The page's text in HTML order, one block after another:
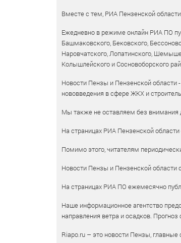
Вместе с тем, РИА Пензенской
Ежедневно в режиме онлайн РИА ПО
Башмаковского, Бековского,
Наровчатского, Лопатинского,
Колышлейского и Сосновоборского
Новости Пензы и Пензенской области
нововведения в сфере ЖКХ и
Мы также не оставляем без внимания
На страницах РИА Пензенской
Помимо этого, читателям
Новости Пензы и Пензенской области
На страницах РИА ПО ежемесячно
Наше информационное агентство
направления ветра и осадков.
Riapo.ru – это новости Пензы,